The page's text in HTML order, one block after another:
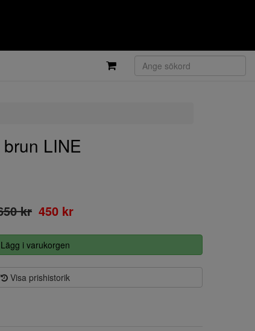
LINE
kr 450 kr
Lägg i varukorgen
Visa prishistorik